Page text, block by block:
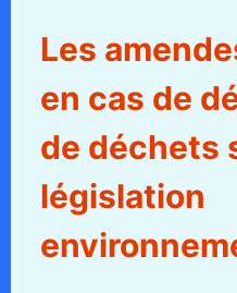
Les
en cas de
de déchets
législation